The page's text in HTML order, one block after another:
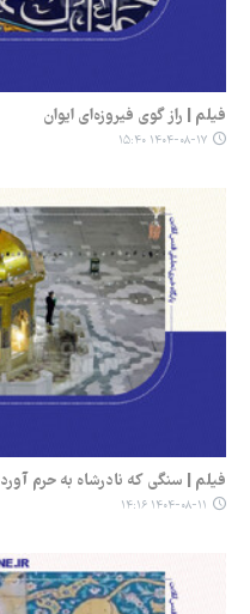
فیلم | راز گوی فیروزه‌ای ایوان
۱۴۰۴-۰۸-۱۷ ۱۵:۴۰
فیلم | سنگی که نادرشاه به حرم آورد
۱۴۰۴-۰۸-۱۱ ۱۴:۱۶